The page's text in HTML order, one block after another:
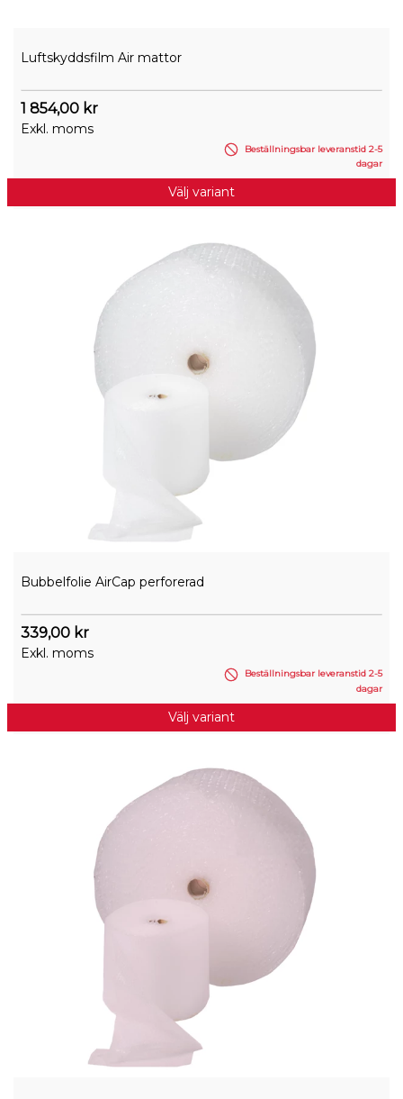
Luftskyddsfilm Air mattor
1 854,00 kr
Exkl. moms
Beställningsbar leveranstid 2-5
dagar
Välj variant
Bubbelfolie AirCap perforerad
339,00 kr
Exkl. moms
Beställningsbar leveranstid 2-5
dagar
Välj variant